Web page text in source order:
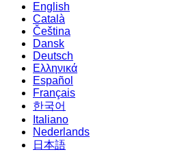
English
Català
Čeština
Dansk
Deutsch
Ελληνικά
Español
Français
한국어
Italiano
Nederlands
日本語